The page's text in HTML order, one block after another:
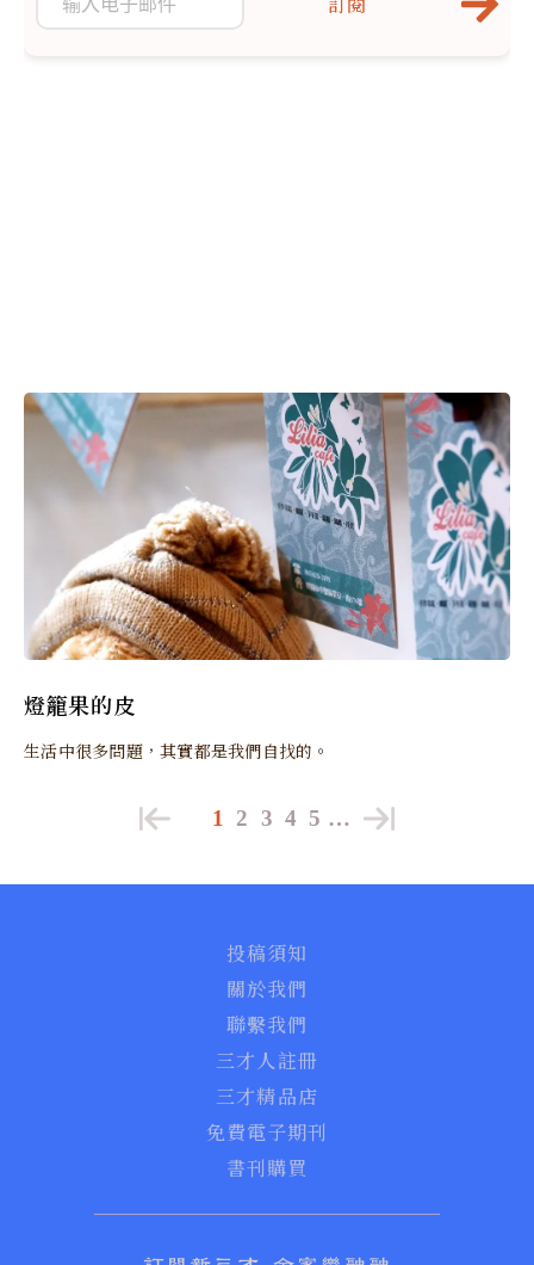
燈籠果的皮
生活中很多問題，其實都是我們自找的。
1 2 3 4 5 …
投稿須知
關於我們
聯繫我們
三才人註冊
三才精品店
免費電子期刊
書刊購買